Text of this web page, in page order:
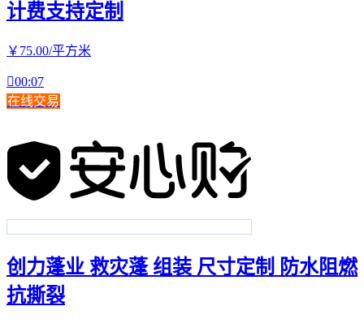
计费支持定制
￥ 75.00/平方米
00:07
在线交易
创力蓬业 救灾蓬 组装 尺寸定制 防水阻燃
抗撕裂